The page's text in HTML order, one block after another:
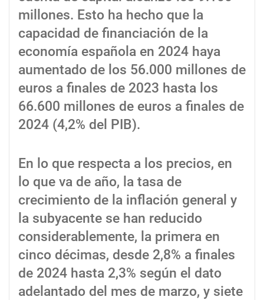
millones. Esto ha hecho que la
capacidad de financiación de la
economía española en 2024 haya
aumentado de los 56.000 millones de
euros a finales de 2023 hasta los
66.600 millones de euros a finales de
2024 (4,2% del PIB).
En lo que respecta a los precios, en
lo que va de año, la tasa de
crecimiento de la inflación general y
la subyacente se han reducido
considerablemente, la primera en
cinco décimas, desde 2,8% a finales
de 2024 hasta 2,3% según el dato
adelantado del mes de marzo, y siete